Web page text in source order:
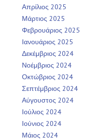
Απρίλιος 2025
Μάρτιος 2025
Φεβρουάριος 2025
Ιανουάριος 2025
Δεκέμβριος 2024
Νοέμβριος 2024
Οκτώβριος 2024
Σεπτέμβριος 2024
Αύγουστος 2024
Ιούλιος 2024
Ιούνιος 2024
Μάιος 2024